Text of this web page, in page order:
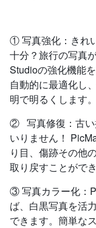
① 写真強化：きれ
十分？旅行の写真
Studioの強化機能
自動的に最適化し
明で明るくします。
② 写真修復：古い
いりません！
り目、傷跡その他
取り戻すことができ
③ 写真カラー化：
ば、白黒写真を活
できます。簡単な